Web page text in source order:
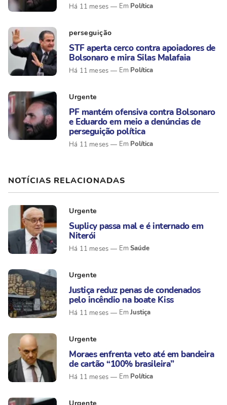
Há 11 meses Política
perseguição
STF aperta cerco contra apoiadores de
Bolsonaro e mira Silas Malafaia
Há 11 meses Política
Urgente
PF mantém ofensiva contra Bolsonaro
e Eduardo em meio a denúncias de
perseguição política
Há 11 meses Política
NOTÍCIAS RELACIONADAS
Urgente
Suplicy passa mal e é internado em
Niterói
Há 11 meses Saúde
Urgente
Justiça reduz penas de condenados
pelo incêndio na boate Kiss
Há 11 meses Justiça
Urgente
Moraes enfrenta veto até em bandeira
de cartão “100% brasileira”
Há 11 meses Política